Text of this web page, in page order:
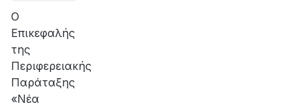
βλάβης
Ο
Επικεφαλής
της
Περιφερειακής
Παράταξης
«Νέα